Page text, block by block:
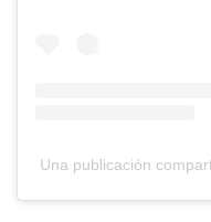
Una publicación